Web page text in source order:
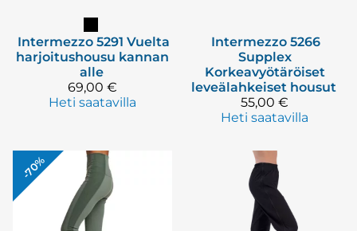
Intermezzo 5291 Vuelta
harjoitushousu kannan
alle
69,00 €
Heti saatavilla
Intermezzo 5266
Supplex
Korkeavyötäröiset
leveälahkeiset housut
55,00 €
Heti saatavilla
-70%